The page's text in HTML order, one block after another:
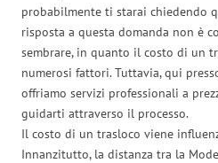
probabilmente ti starai chiedendo
risposta a questa domanda non è
sembrare, in quanto il costo di un
numerosi fattori. Tuttavia, qui
offriamo servizi professionali a
guidarti attraverso il processo.
Il costo di un trasloco viene
Innanzitutto, la distanza tra la